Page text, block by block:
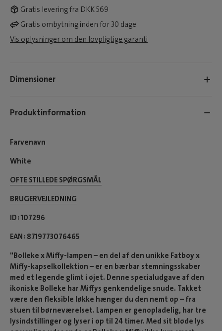
Gratis levering fra DKK 569
Gratis ombytning inden for 30 dage
Vis oplysninger om den lovpligtige garanti
Dimensioner
Produktinformation
Farvenavn
White
OFTE STILLEDE SPØRGSMÅL
BRUGERVEJLEDNING
ID 107296
EAN 8719773076465
"Bolleke x Miffy-lampen – en del af den unikke Fatboy x
Miffy-kapselkollektion – er en bærbar stemningsskaber
med et legende glimt i øjet. Denne specialudgave af den
ikoniske Bolleke har Miffys genkendelige snude. Takket
være den fleksible løkke hænger du den nemt op – fra
stuen til børneværelset. Lampen er genopladelig, har tre
lysindstillinger og lyser i op til 24 timer. Med sit bløde lys